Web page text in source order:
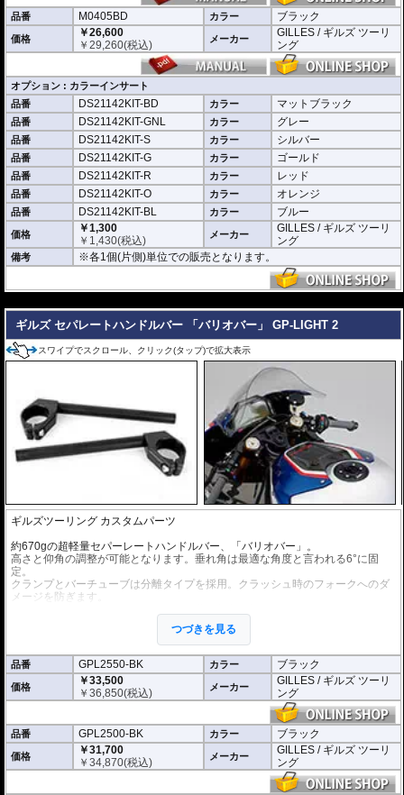
品番 M0405BD カラー ブラック
価格
￥26,600
￥29,260(税込) メーカー
GILLES / ギルズ ツーリ
ング
オプション : カラーインサート
品番
DS21142KIT-BD カラー マットブラック
品番 DS21142KIT-GNL カラー グレー
品番 DS21142KIT-S カラー シルバー
品番 DS21142KIT-G カラー ゴールド
品番 DS21142KIT-R カラー レッド
品番 DS21142KIT-O カラー オレンジ
品番 DS21142KIT-BL カラー ブルー
価格
￥1,300
￥ 1,430(税込) メーカー
GILLES / ギルズ ツーリ
ング
備考 ※各1個(片側)単位での販売となります。
ギルズ セパレートハンドルバー 「バリオバー」 GP-LIGHT 2
スワイプでスクロール、クリック(タップ)で拡大表示
ギルズツーリング カスタムパーツ
約670gの超軽量セパーレートハンドルバー、「バリオバー」。
高さと仰角の調整が可能となります。垂れ角は最適な角度と言われる6°に固
定。
クランプとバーチューブは分離タイプを採用。クラッシュ時のフォークへのダ
メージを防ぎます。
ヤマハのチームはこのセパレートハンドルバーをWorldSBK、WorldSuperspor
t、IDM、R6 Cup Germanyで採用しています。
※写真はシリーズ代表イメージです。車種により形状、デザインが異なる場合
があります。
※商品は汎用品です。ご購入の前に必ず寸法図をご確認いただき、商品の形状
つづきを見る
品番 GPL2550-BK カラー ブラック
価格
￥33,500
￥36,850(税込) メーカー
GILLES / ギルズ ツーリ
ング
品番 GPL2500-BK カラー ブラック
価格
￥31,700
￥34,870(税込) メーカー
GILLES / ギルズ ツーリ
ング